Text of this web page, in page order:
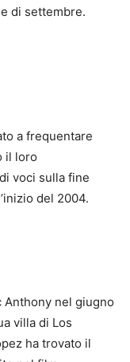
di settembre.
a frequentare
il loro
voci sulla fine
del 2004.
Anthony nel giugno
villa di Los
ha trovato il